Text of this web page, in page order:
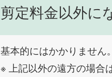
剪定料金以外に
基本的にはかかりません
※ 上記以外の遠方の場合